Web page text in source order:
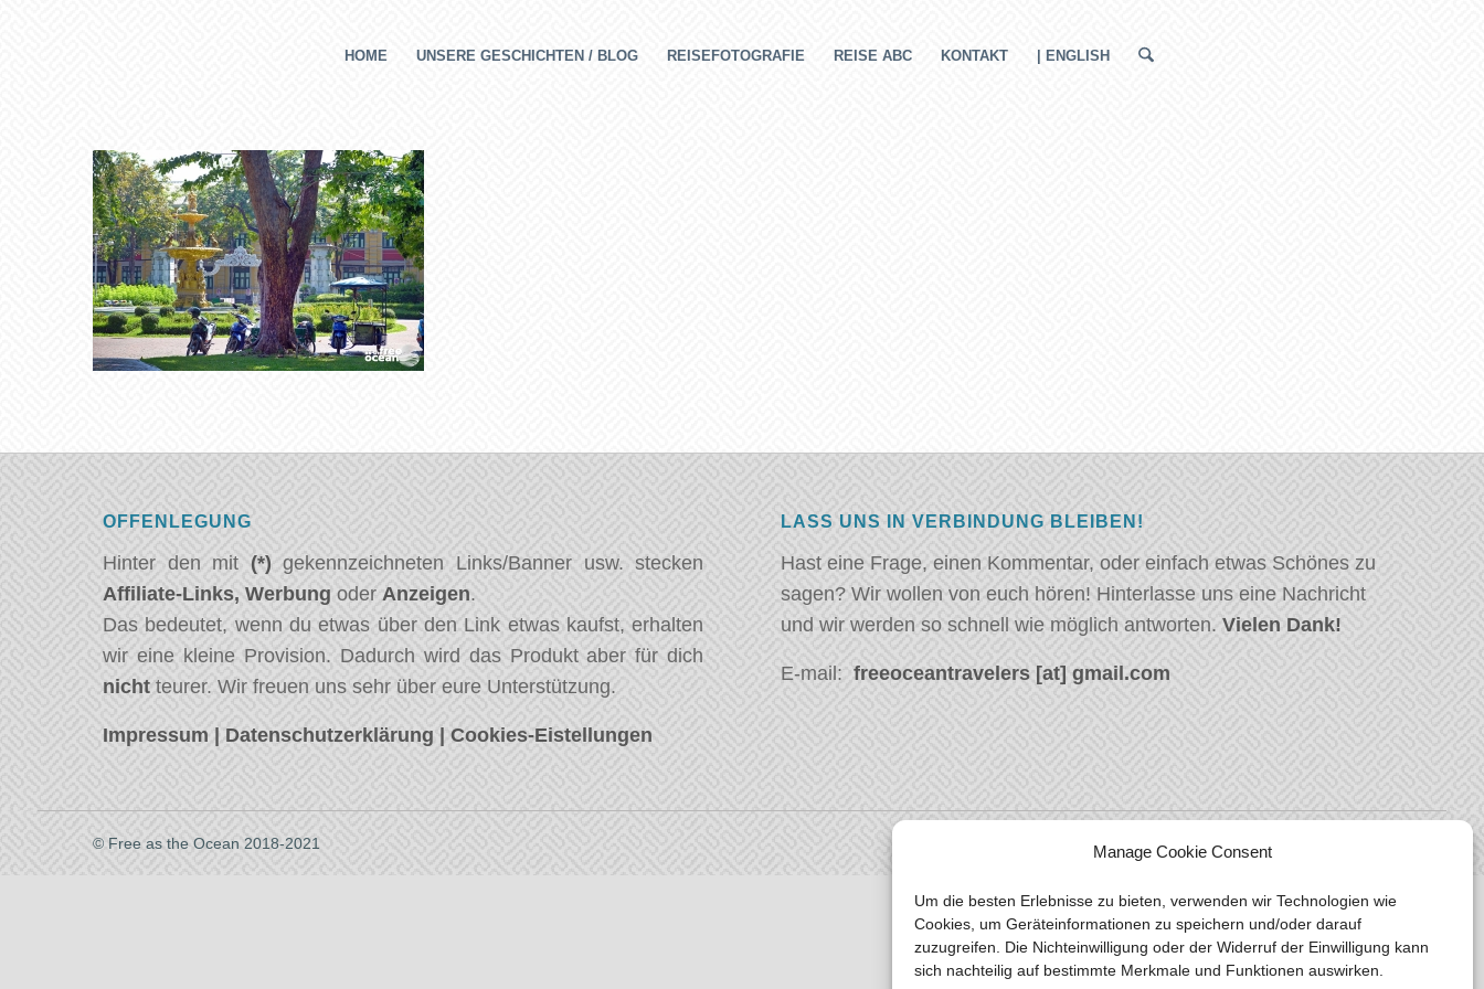
Manage Cookie Consent
Um die besten Erlebnisse zu bieten, verwenden wir Technologien wie
Cookies, um Geräteinformationen zu speichern und/oder darauf
zuzugreifen. Die Nichteinwilligung oder der Widerruf der Einwilligung kann
sich nachteilig auf bestimmte Merkmale und Funktionen auswirken.
HOME UNSERE GESCHICHTEN / BLOG REISEFOTOGRAFIE REISE ABC KONTAKT | ENGLISH
OFFENLEGUNG
Hinter den mit (*)gekennzeichneten Links/Banner usw. stecken
Affiliate-Links, Werbung oderAnzeigen.
Das bedeutet, wenn du etwas über den Link etwas kaufst, erhalten
wir eine kleine Provision. Dadurch wird das Produkt aber für dich
nicht teurer. Wir freuen uns sehr über eure Unterstützung.
Impressum | Datenschutzerklärung |Cookies-Eistellungen
LASS UNS IN VERBINDUNG BLEIBEN!
Hast eine Frage, einen Kommentar, oder einfach etwas Schönes zu
sagen? Wir wollen von euch hören! Hinterlasse uns eine Nachricht
und wir werden so schnell wie möglich antworten. Vielen Dank!
E-mail: freeoceantravelers [at] gmail.com
© Free as the Ocean 2018-2021